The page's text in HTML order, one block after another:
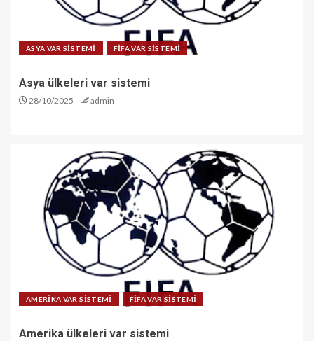
ASYA VAR SİSTEMİ FİFA VAR SİSTEMİ
Asya ülkeleri var sistemi
28/10/2025 admin
AMERİKA VAR SİSTEMİ FİFA VAR SİSTEMİ
Amerika ülkeleri var sistemi